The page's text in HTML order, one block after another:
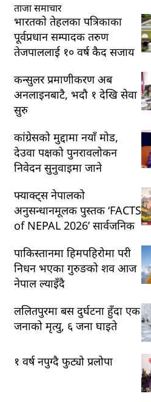
ताजा समाचार
भारतकाे तेहलका पत्रिकाका
पूर्वप्रधान सम्पादक तरुण
तेजपाललाई १० वर्ष कैद सजाय
कन्सुलर प्रमाणीकरण अब
अनलाइनबाटै, भदौ १ देखि सेवा
सुरु
कांग्रेसको मुद्दामा नयाँ मोड,
देउवा पक्षको पुनरावलोकन
निवेदन सुनुवाइमा जाने
फ्याक्ट्स नेपालको
अनुसन्धानमूलक पुस्तक ‘FACTS
of NEPAL 2026’ सार्वजनिक
पाकिस्तानमा हिमपहिरोमा परी
निधन भएका गुरुङको शव आज
नेपाल ल्याइँदै
ललितपुरमा बस दुर्घटना हुँदा एक
जनाको मृत्यु, ६ जना घाइते
१ वर्ष नपुग्दै फुट्यो प्रलोपा